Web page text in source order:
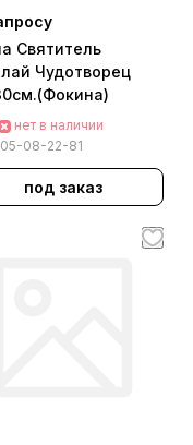
Святитель
Чудотворец
нет в наличии
08-22-81
под заказ